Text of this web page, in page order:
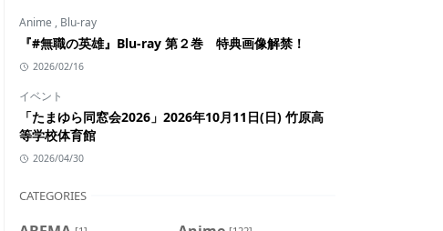
Anime , Blu-ray
『#無職の英雄』Blu-ray 第２巻 特典画像解禁！
2026/02/16
イベント
「たまゆら同窓会2026」2026年10月11日(日) 竹原高
等学校体育館
2026/04/30
CATEGORIES